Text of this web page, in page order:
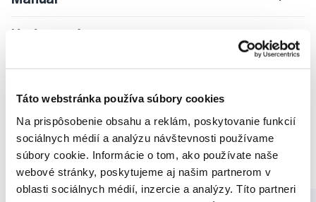
Táto webstránka používa súbory cookies
Na prispôsobenie obsahu a reklám, poskytovanie funkcií
sociálnych médií a analýzu návštevnosti používame
súbory cookie. Informácie o tom, ako používate naše
webové stránky, poskytujeme aj našim partnerom v
oblasti sociálnych médií, inzercie a analýzy. Títo partneri
Hodnocení
Doporučené produkty
Bielenie zubov Darčekové balenia Bielenie zubov Swissdent
Darčekové balenia Swissdent